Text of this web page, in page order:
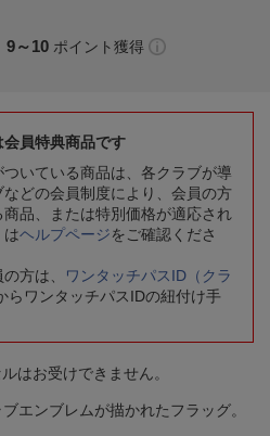
9～10 ポイント獲得
会員特典商品です
ついている商品は、各クラブが導
どの会員制度により、会員の方
品、または特別価格が適応され
はヘルプページをご確認くださ
方は、
ワンタッチパスID（クラ
らワンタッチパスIDの紐付け手
はお受けできません。
エンブレムが描かれたフラッグ。